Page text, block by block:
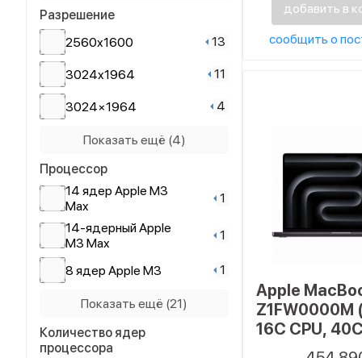
14.2"
14.2" (36.1 см) 1
16" 1
16.2 11
16.2"
Разрешение
2560x1600
13
3024x1964 11
3024×1964 4
3024х1964
3072x1920
3456x2234 50
3456×2234 1
Показать ещё (4)
Процессор
14 ядер Apple M3
Max
1
14-ядерный Apple
M3 Max
1
8 ядер Apple M3
1
8-ядерный Apple
M3
Apple M1
Показать ещё (21)
Количество ядер
процессора
добавить в
сообщить о
Apple
Z1FW0000M
16C CPU,
128 ГБ, 1024